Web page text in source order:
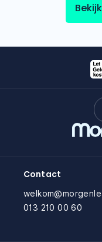
Contact
013 210 00 60